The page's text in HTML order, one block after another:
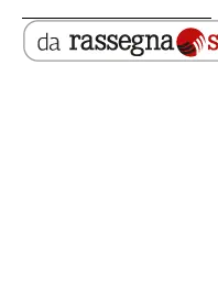
Valle
D'Aosta